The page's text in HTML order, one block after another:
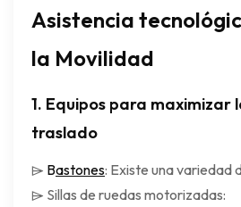
Asistencia
la Movilidad
1. Equipos para maximizar
traslado
⌲ Bastones: Existe una variedad
⌲ Sillas de ruedas motorizadas: